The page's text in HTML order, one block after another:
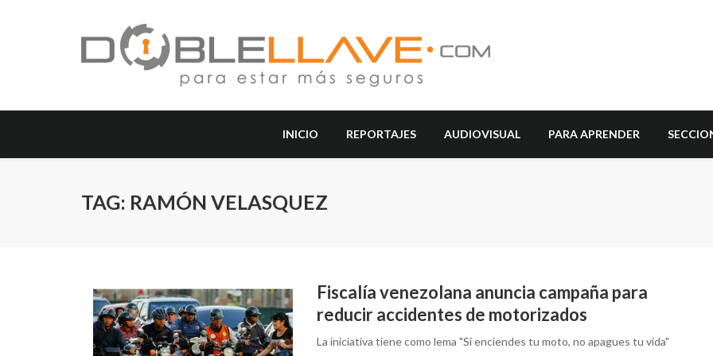
INICIO REPORTAJES AUDIOVISUAL PARA APRENDER
TAG: RAMÓN VELASQUEZ
Fiscalía venezolana anuncia campaña para
reducir accidentes de motorizados
La iniciativa tiene como lema "Si enciendes tu moto, no apagues tu vida"